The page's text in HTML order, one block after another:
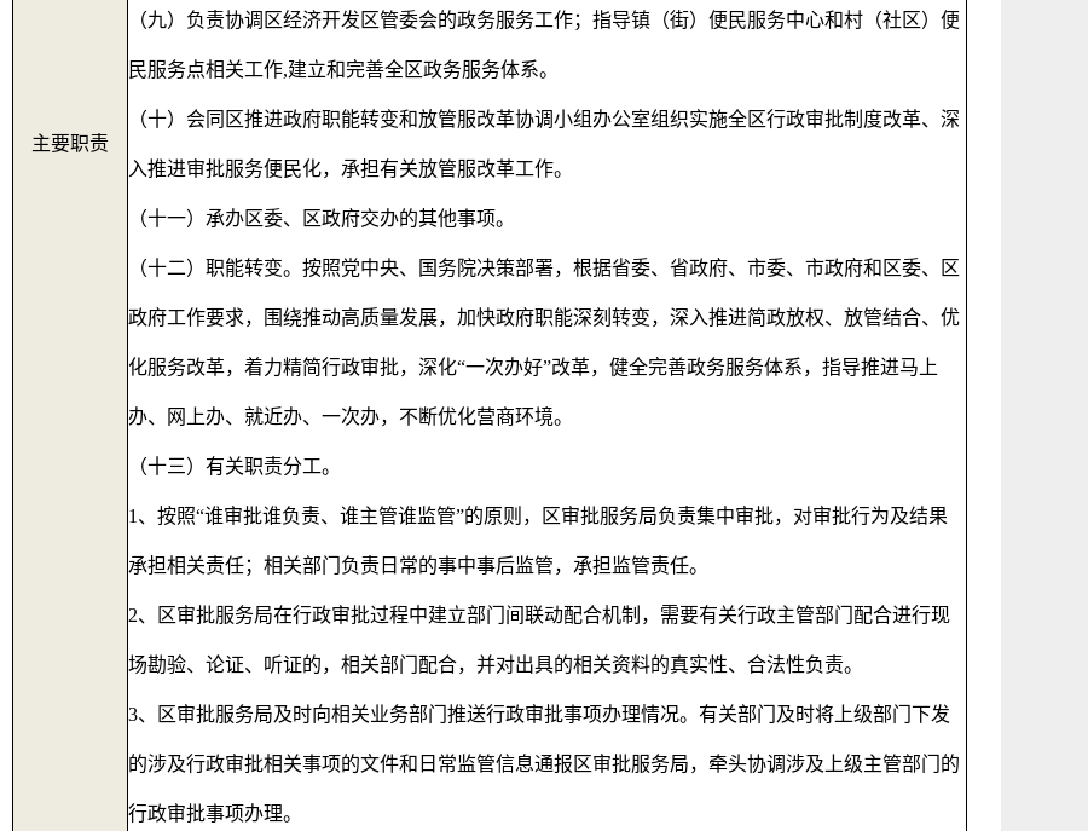
主要职责
（九）负责协调区经济开发区管委会的政务服务工作；指导镇（街）便民服务中心和村（社区）便
民服务点相关工作,建立和完善全区政务服务体系。
（十）会同区推进政府职能转变和放管服改革协调小组办公室组织实施全区行政审批制度改革、深
入推进审批服务便民化，承担有关放管服改革工作。
（十一）承办区委、区政府交办的其他事项。
（十二）职能转变。按照党中央、国务院决策部署，根据省委、省政府、市委、市政府和区委、区
政府工作要求，围绕推动高质量发展，加快政府职能深刻转变，深入推进简政放权、放管结合、优
化服务改革，着力精简行政审批，深化“一次办好”改革，健全完善政务服务体系，指导推进马上
办、网上办、就近办、一次办，不断优化营商环境。
（十三）有关职责分工。
1 、按照“谁审批谁负责、谁主管谁监管”的原则，区审批服务局负责集中审批，对审批行为及结果
承担相关责任；相关部门负责日常的事中事后监管，承担监管责任。
2、区审批服务局在行政审批过程中建立部门间联动配合机制，需要有关行政主管部门配合进行现
场勘验、论证、听证的，相关部门配合，并对出具的相关资料的真实性、合法性负责。
3、区审批服务局及时向相关业务部门推送行政审批事项办理情况。有关部门及时将上级部门下发
的涉及行政审批相关事项的文件和日常监管信息通报区审批服务局，牵头协调涉及上级主管部门的
行政审批事项办理。